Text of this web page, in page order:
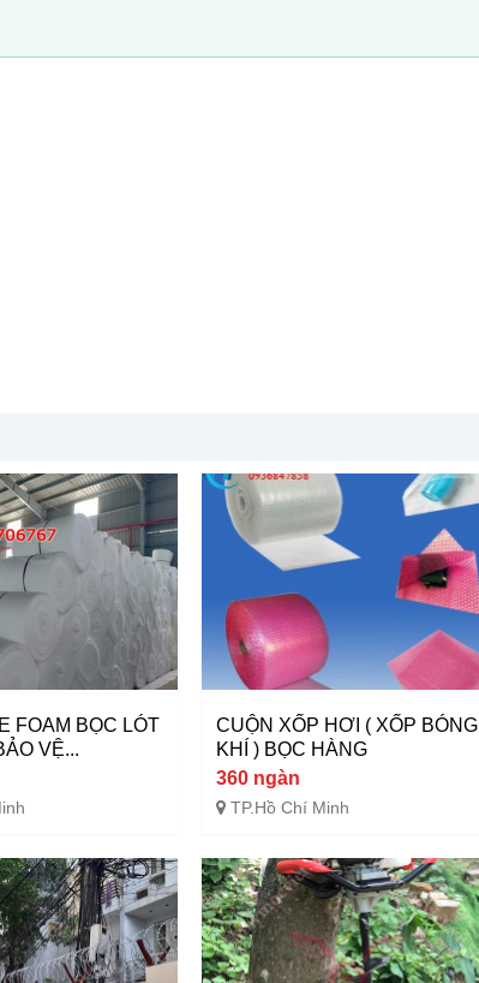
FOAM BỌC LÓT
VỆ...
CUỘN XỐP HƠI ( XỐP BÓNG
KHÍ ) BỌC HÀNG
360 ngàn
TP.Hồ Chí Minh